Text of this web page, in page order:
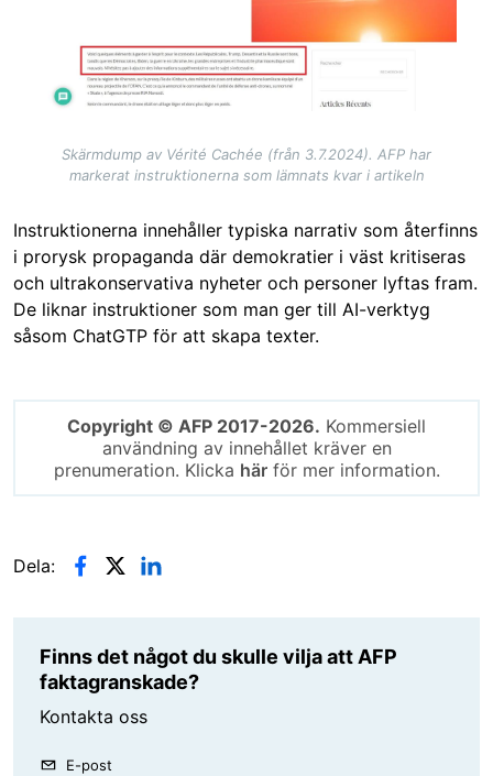
Skärmdump av Vérité Cachée (från 3.7.2024). AFP har
markerat instruktionerna som lämnats kvar i artikeln
Instruktionerna innehåller typiska narrativ som återfinns
i prorysk propaganda där demokratier i väst kritiseras
och ultrakonservativa nyheter och personer lyftas fram.
De liknar instruktioner som man ger till AI-verktyg
såsom ChatGTP för att skapa texter.
Copyright © AFP 2017-2026. Kommersiell
användning av innehållet kräver en
prenumeration. Klicka härför mer information.
Dela:
Finns det något du skulle vilja att AFP
faktagranskade?
Kontakta oss
E-post